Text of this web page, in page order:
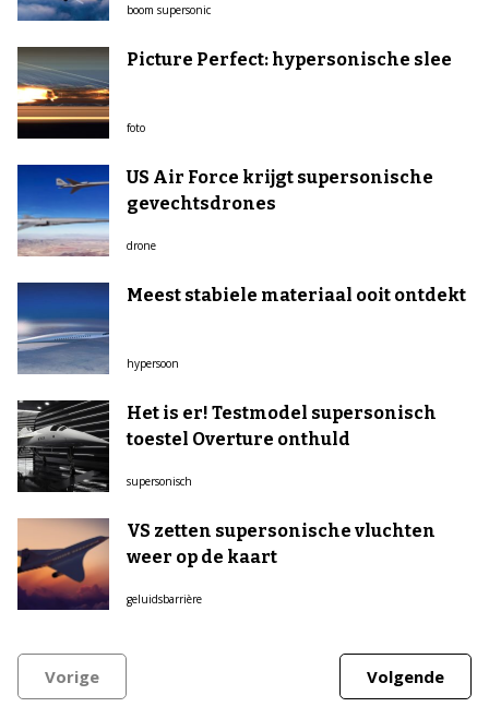
boom supersonic
Picture Perfect: hypersonische slee
foto
US Air Force krijgt supersonische
gevechtsdrones
drone
Meest stabiele materiaal ooit ontdekt
hypersoon
Het is er! Testmodel supersonisch
toestel Overture onthuld
supersonisch
VS zetten supersonische vluchten
weer op de kaart
geluidsbarrière
Vorige Volgende